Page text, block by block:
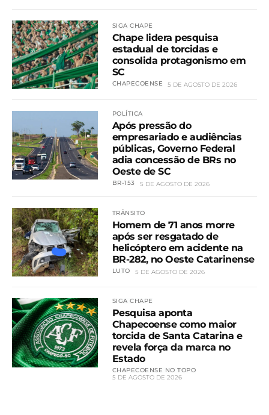
SIGA CHAPE
Chape lidera pesquisa
estadual de torcidas e
consolida protagonismo em
SC
CHAPECOENSE 5 DE AGOSTO DE 2026
POLÍTICA
Após pressão do
empresariado e audiências
públicas, Governo Federal
adia concessão de BRs no
Oeste de SC
BR-153 5 DE AGOSTO DE 2026
TRÂNSITO
Homem de 71 anos morre
após ser resgatado de
helicóptero em acidente na
BR-282, no Oeste Catarinense
LUTO 5 DE AGOSTO DE 2026
SIGA CHAPE
Pesquisa aponta
Chapecoense como maior
torcida de Santa Catarina e
revela força da marca no
Estado
CHAPECOENSE NO TOPO
5 DE AGOSTO DE 2026